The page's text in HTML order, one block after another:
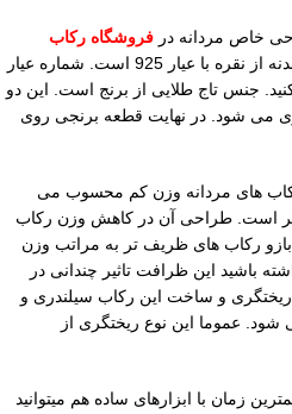
خاص مردانه در فروشگاه رکاب
قابل سفارش است. جنس بدنه از نقره با عیار 925 است. شماره عیار
جنس تاج طلایی از برنج است. این دو
می شود. در نهایت قطعه برنجی روی
از دسته رکاب های مردانه وزن کم محسوب می
نگین آن 16 در 12 میلیمتر است. طراحی آن در کاهش وزن رکاب
بازو رکاب های ظریف تر به مراتب وزن
باشید این ظرافت تاثیر چندانی در
و ساخت این رکاب سیلندری و
عموما این نوع ریختگری از
زمان با ابزارهای ساده هم میتوانید